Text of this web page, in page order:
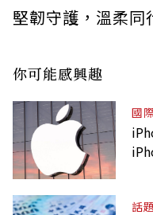
堅韌守護，溫柔同
你可能感興趣
國
話題